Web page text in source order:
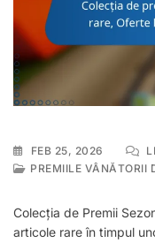
FEB 25, 2026
PREMIILE VÂNĂTORII
Colecția de Premii
articole rare în timpul